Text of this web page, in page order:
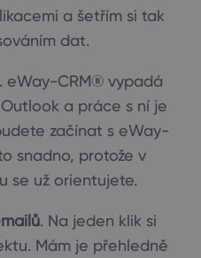
a šetřím si tak
dat.
. eWay-CRM® vypadá
a práce s ní je
začínat s eWay-
snadno, protože v
se už orientujete.
. Na jeden klik si
Mám je přehledně